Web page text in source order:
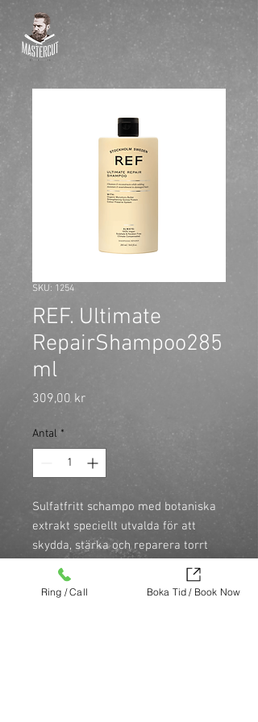
SKU: 1254
REF. Ultimate
RepairShampoo285
ml
309,00 krPris
Antal *
Sulfatfritt schampo med botaniska
extrakt speciellt utvalda för att
skydda, stärka och reparera torrt
och skadat hår från kemiska
behandlingar eller värmeverktyg.
Ring / Call Boka Tid / Book Now